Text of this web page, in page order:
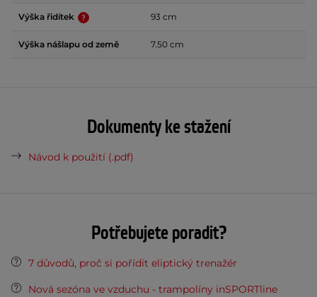
Výška řidítek 93 cm
Výška nášlapu od země 7.50 cm
Dokumenty ke stažení
Návod k použití (.pdf)
Potřebujete poradit?
7 důvodů, proč si pořídit eliptický trenažér
Nová sezóna ve vzduchu - trampolíny inSPORTline